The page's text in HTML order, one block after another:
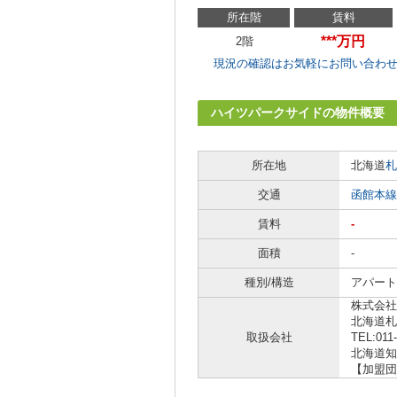
所在階 賃料
2階
***万円
現況の確認はお気軽にお問い合わせ
ハイツパークサイドの物件概要
所在地
北海道
交通 函館本線
賃料 -
面積 -
種別/構造 アパー
取扱会社
株式会
北海道
北海道
【加盟